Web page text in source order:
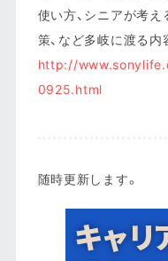
使い方、シニアが考
策、など多岐に渡る内
http://
0925.html
随時更新します。